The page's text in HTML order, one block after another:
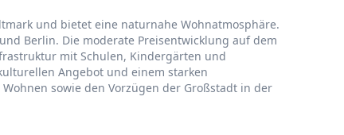
und bietet eine naturnahe Wohnatmosphäre.
Berlin. Die moderate Preisentwicklung auf dem
mit Schulen, Kindergärten und
Angebot und einem starken
sowie den Vorzügen der Großstadt in der